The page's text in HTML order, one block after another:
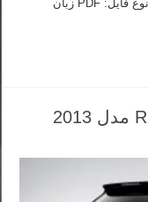
دفترچه راهنمای لکسوس RX350 مدل 2008 نوع فایل: PDF زبان